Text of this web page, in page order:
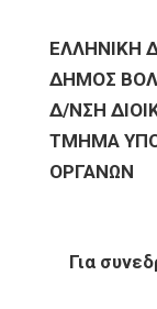
ΕΛΛΗΝΙΚΗ
ΔΗΜΟΣ
Δ/ΝΣΗ
ΤΜΗΜΑ
ΟΡΓΑΝΩΝ
Για